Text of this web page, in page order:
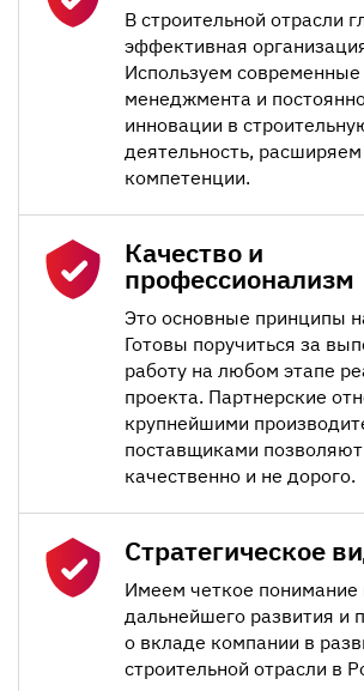
В строительной отрасли
эффективная
Используем
менеджмента и
инновации в
деятельность, расширяем
компетенции.
Качество и
профессионализм
Это основные принципы
Готовы поручиться за
работу на любом этапе
проекта. Партнерские
крупнейшими
поставщиками позволяют
качественно и не дорого.
Стратегическое
Имеем четкое понимание
дальнейшего развития и
о вкладе компании в
строительной отрасли в